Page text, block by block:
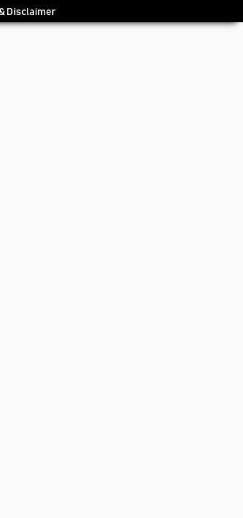
Disclaimer